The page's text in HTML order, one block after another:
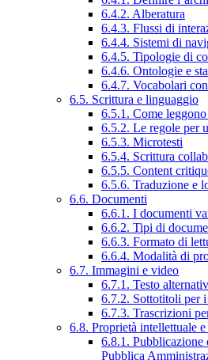
6.4.2. Alberatura
6.4.3. Flussi di
6.4.4. Sistemi di
6.4.5. Tipologie di
6.4.6. Ontologie e
6.4.7. Vocabolari
6.5. Scrittura e linguaggio
6.5.1. Come
6.5.2. Le regole per
6.5.3. Microtesti
6.5.4. Scrittura
6.5.5. Content
6.5.6. Traduzione e
6.6. Documenti
6.6.1. I documenti
6.6.2. Tipi di
6.6.3. Formato di
6.6.4. Modalità di
6.7. Immagini e video
6.7.1. Testo
6.7.2. Sottotitoli per
6.7.3. Trascrizioni
6.8. Proprietà intellettuale
6.8.1. Pubblicazione
Pubblica